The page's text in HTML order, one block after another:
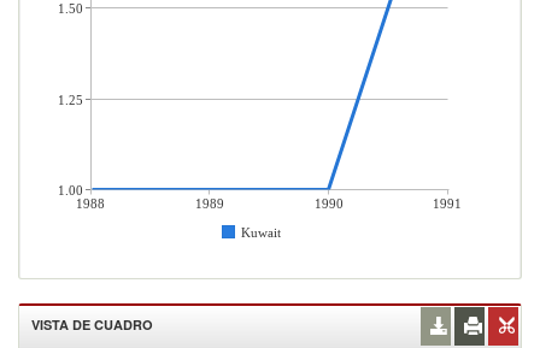
1988 1989 1990
1991
Kuwait
1.50
1.25
1.00
VISTA DE CUADRO